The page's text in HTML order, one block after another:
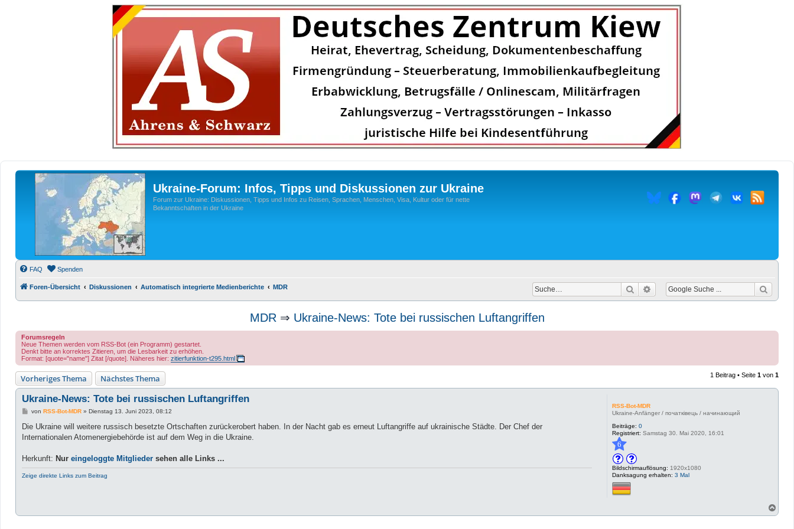
Ukraine-Forum: Infos, Tipps und Diskussionen zur Ukraine
Forum zur Ukraine: Diskussionen, Tipps und Infos zu Reisen, Sprachen, Menschen, Visa, Kultur oder für nette
Bekanntschaften in der Ukraine
FAQ Spenden
Foren-Übersicht Diskussionen Automatisch integrierte Medienberichte MDR Suche Erweiterte Suche
MDR ⇒ Ukraine-News: Tote bei russischen Luftangriffen
Forumsregeln
Neue Themen werden vom RSS-Bot (ein Programm) gestartet.
Denkt bitte an korrektes Zitieren, um die Lesbarkeit zu erhöhen.
Format: [quote="name"] Zitat [/quote]. Näheres hier: zitierfunktion-t295.html
Vorheriges Thema Nächstes Thema 1 Beitrag • Seite 1 von 1
RSS-Bot-MDR
Ukraine-Anfänger / початківець / начинающий
Beiträge: 0
Registriert: Samstag 30. Mai 2020, 16:01
6
Bildschirmauflösung: 1920x1080
Danksagung erhalten: 3 Mal
Ukraine-News: Tote bei russischen Luftangriffen
B
i
r
von RSS-Bot-MDR» Dienstag 13. Juni 2023, 08:12
Die Ukraine will weitere russisch besetzte Ortschaften zurückerobert haben. In der Nacht gab es erneut Luftangriffe auf ukrainische Städte. Der Chef der
Internationalen Atomenergiebehörde ist auf dem Weg in die Ukraine.
Herkunft: Nur eingeloggte Mitglieder sehen alle Links ...
Zeige direkte Links zum Beitrag
a